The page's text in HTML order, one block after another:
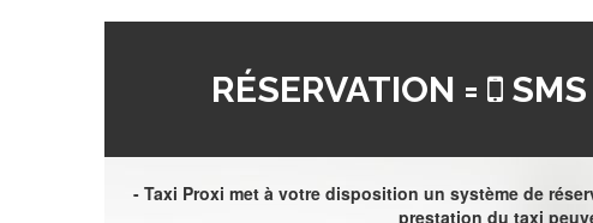
RÉSERVATION = SMS
- Taxi Proxi met à votre disposition un système de
prestation du taxi